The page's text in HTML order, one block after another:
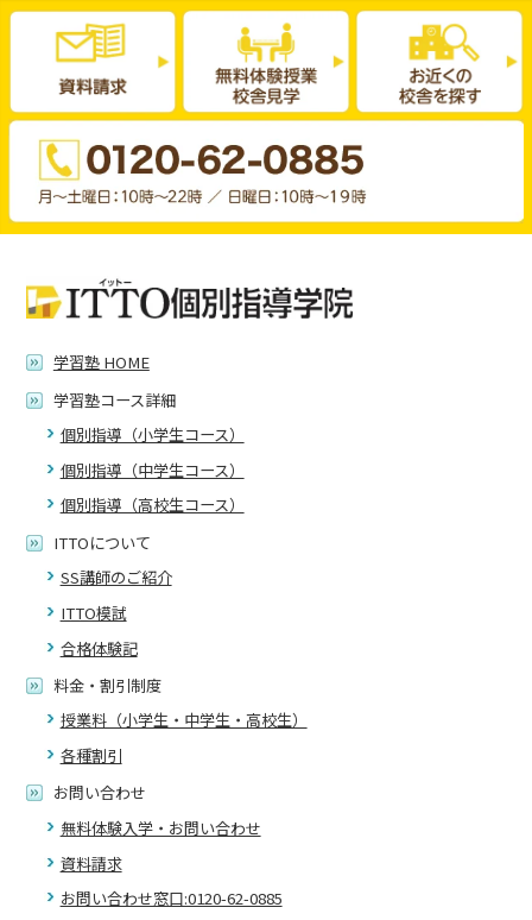
学習塾 HOME
学習塾コース詳細
個別指導（小学生コース）
個別指導（中学生コース）
個別指導（高校生コース）
ITTOについて
SS講師のご紹介
ITTO模試
合格体験記
料金・割引制度
授業料（小学生・中学生・高校生）
各種割引
お問い合わせ
無料体験入学・お問い合わせ
資料請求
お問い合わせ窓口:0120-62-0885